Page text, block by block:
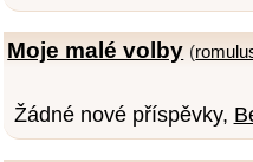
Moje malé volby (
Žádné nové příspěvky,